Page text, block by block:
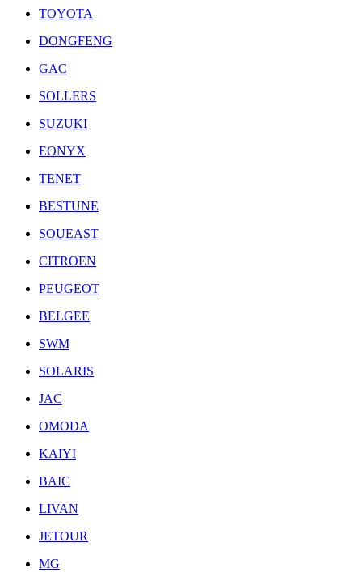
TOYOTA
DONGFENG
GAC
SOLLERS
SUZUKI
EONYX
TENET
BESTUNE
SOUEAST
CITROEN
PEUGEOT
BELGEE
SWM
SOLARIS
JAC
OMODA
KAIYI
BAIC
LIVAN
JETOUR
MG